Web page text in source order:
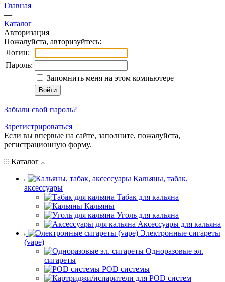
Главная
—
Каталог
Авторизация
Пожалуйста, авторизуйтесь:
Логин:
Пароль:
Запомнить меня на этом компьютере
Забыли свой пароль?
Зарегистрироваться
Если вы впервые на сайте, заполните, пожалуйста,
регистрационную форму.
Каталог
Кальяны, табак,
аксессуары
Табак для кальяна
Кальяны
Уголь для кальяна
Аксессуары для кальяна
Электронные сигареты
(vape)
Одноразовые эл.
сигареты
POD системы